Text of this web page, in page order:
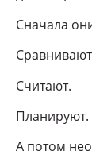
Сначала
Считают.
Планируют.
А потом